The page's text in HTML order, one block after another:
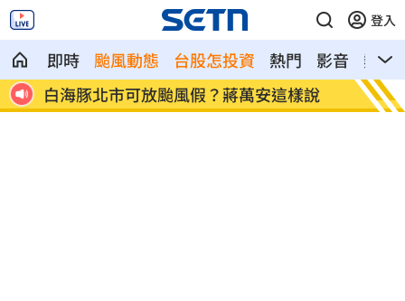
登入
即時 颱風動態 台股怎投資 熱門 影音
熱搜
白海豚北市可放颱風假？蔣萬安這樣說
竹市
驗